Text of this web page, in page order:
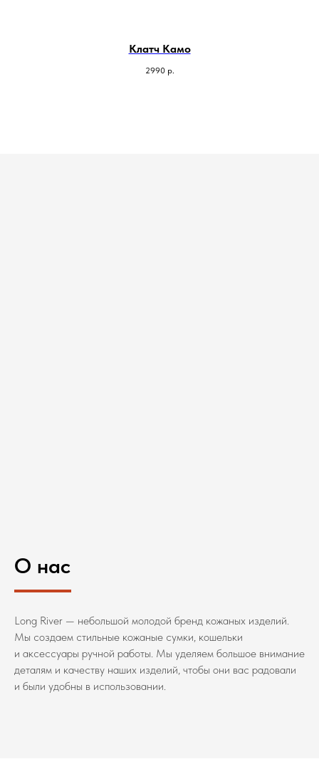
Клатч Камо
2990 р.
О нас
Long River — небольшой молодой бренд кожаных изделий.
Мы создаем стильные кожаные сумки, кошельки
и аксессуары ручной работы. Мы уделяем большое внимание
деталям и качеству наших изделий, чтобы они вас радовали
и были удобны в использовании.